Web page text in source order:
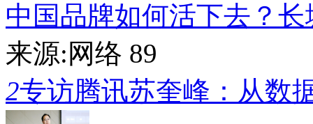
中国品牌如何活下去？长
来源:网络 89
2专访腾讯苏奎峰：从数